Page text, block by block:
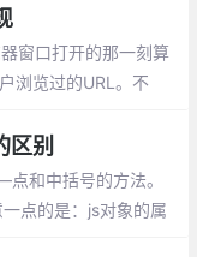
窗口打开的那一刻算
浏览过的URL。不
区别
和中括号的方法。
点的是：js对象的属